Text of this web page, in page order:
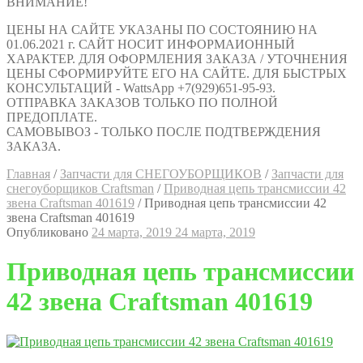
ЦЕНЫ НА САЙТЕ УКАЗАНЫ ПО СОСТОЯНИЮ НА
01.06.2021 г. САЙТ НОСИТ ИНФОРМАИОННЫЙ
ХАРАКТЕР. ДЛЯ ОФОРМЛЕНИЯ ЗАКАЗА / УТОЧНЕНИЯ
ЦЕНЫ СФОРМИРУЙТЕ ЕГО НА САЙТЕ. ДЛЯ БЫСТРЫХ
КОНСУЛЬТАЦИЙ - WattsApp +7(929)651-95-93.
ОТПРАВКА ЗАКАЗОВ ТОЛЬКО ПО ПОЛНОЙ
ПРЕДОПЛАТЕ.
САМОВЫВОЗ - ТОЛЬКО ПОСЛЕ ПОДТВЕРЖДЕНИЯ
ЗАКАЗА.
Главная / Запчасти для СНЕГОУБОРЩИКОВ / Запчасти для
снегоуборщиков Craftsman / Приводная цепь трансмиссии 42
звена Craftsman 401619 /Приводная цепь трансмиссии 42
звена Craftsman 401619
Опубликовано 24 марта, 2019 24 марта, 2019
Приводная цепь трансмиссии
42 звена Craftsman 401619